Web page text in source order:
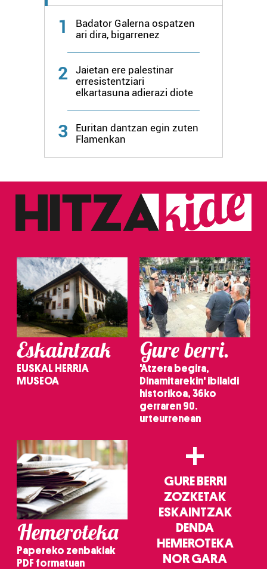
buruzko informazio gehiago eta ezarri zure lehentasunak
Webgune honek cookie propioak eta hirugarrenen cookie-
baliatzen gara. Ohar hau onartuz gero, teknologia hori
erabiltzeko baimen esplizitua ematen diguzu.
irakurri
1
Badator Galerna ospatzen
ari dira, bigarrenez
2
Jaietan ere palestinar
erresistentziari
elkartasuna adierazi diote
3
Euritan dantzan egin zuten
Flamenkan
Eskaintzak
EUSKAL HERRIA
MUSEOA
Gure berri.
'Atzera begira,
Dinamitarekin' ibilaldi
historikoa, 36ko
gerraren 90.
urteurrenean
Hemeroteka
Papereko zenbakiak
PDF formatuan
+
GURE BERRI
ZOZKETAK
ESKAINTZAK
DENDA
HEMEROTEKA
NOR GARA